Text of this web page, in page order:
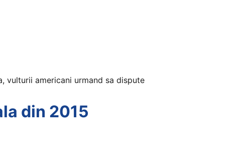
vulturii americani urmand sa dispute
din 2015